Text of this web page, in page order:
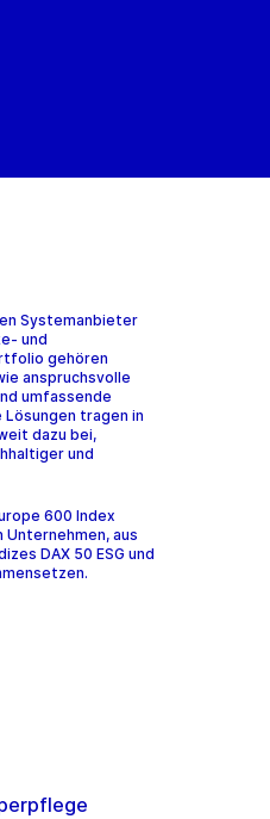
Systemanbieter
und
gehören
anspruchsvolle
umfassende
tragen in
dazu bei,
und
600 Index
aus
DAX 50 ESG und